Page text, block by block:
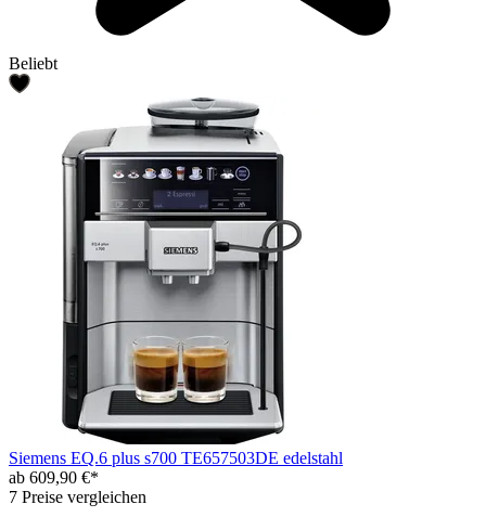
Beliebt
Siemens EQ.6 plus s700 TE657503DE edelstahl
ab 609,90 €*
7 Preise vergleichen